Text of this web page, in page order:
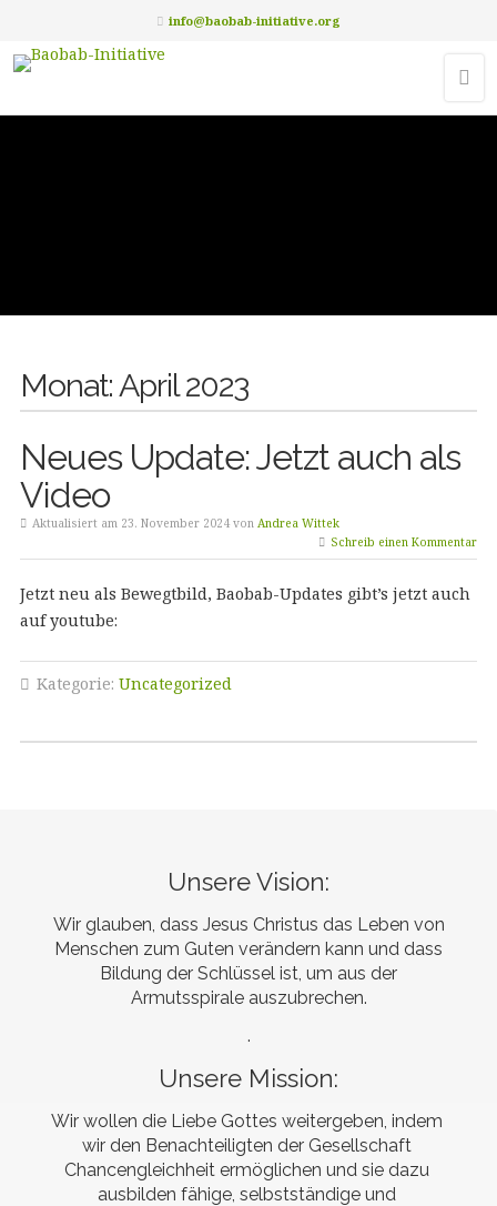
info@baobab-initiative.org
Monat:April 2023
Neues Update: Jetzt auch als
Video
Aktualisiert am 23. November 2024 von Andrea Wittek
Schreib einen Kommentar
Jetzt neu als Bewegtbild, Baobab-Updates gibt’s jetzt auch
auf youtube:
Kategorie: Uncategorized
Unsere Vision:
Wir glauben, dass Jesus Christus das Leben von
Menschen zum Guten verändern kann und dass
Bildung der Schlüssel ist, um aus der
Armutsspirale auszubrechen.
.
Unsere Mission:
Wir wollen die Liebe Gottes weitergeben, indem
wir den Benachteiligten der Gesellschaft
Chancengleichheit ermöglichen und sie dazu
ausbilden fähige, selbstständige und